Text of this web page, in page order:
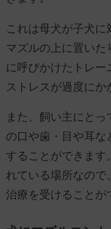
これは母犬が子犬
マズルの上に置いた
に呼びかけたトレー
ストレスが過度にか
また、飼い主にと
の口や歯・目や耳な
することができます
れている場所なので
治療を受けることが